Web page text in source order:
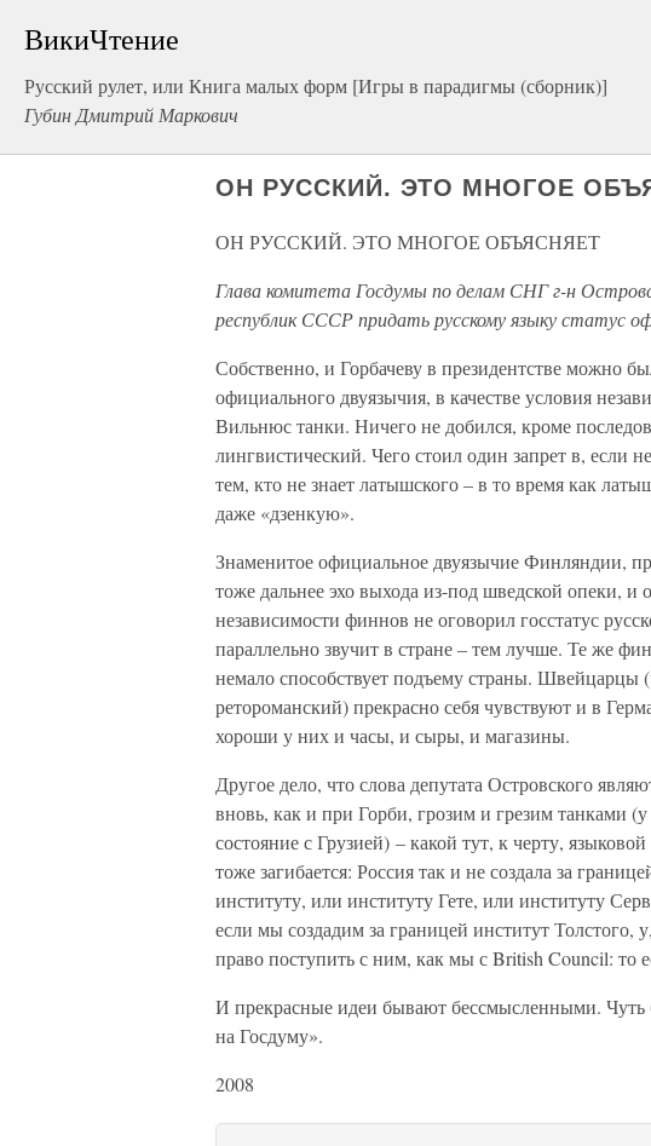
ВикиЧтение
Русский рулет, или Книга малых форм [Игры в парадигмы (сборник)]
Губин Дмитрий Маркович
ОН РУССКИЙ. ЭТО МНОГОЕ
ОН РУССКИЙ. ЭТО МНОГОЕ ОБЪЯСНЯЕТ
Глава комитета Госдумы по делам СНГ г-н
республик СССР придать русскому языку статус
Собственно, и Горбачеву в президентстве можно
официального двуязычия, в качестве условия
Вильнюс танки. Ничего не добился, кроме
лингвистический. Чего стоил один запрет в, если
тем, кто не знает латышского – в то время как
даже «дзенкую».
Знаменитое официальное двуязычие Финляндии,
тоже дальнее эхо выхода из-под шведской опеки, и
независимости финнов не оговорил госстатус
параллельно звучит в стране – тем лучше. Те же
немало способствует подъему страны. Швейцарцы
ретороманский) прекрасно себя чувствуют и в
хороши у них и часы, и сыры, и магазины.
Другое дело, что слова депутата Островского
вновь, как и при Горби, грозим и грезим танками
состояние с Грузией) – какой тут, к черту,
тоже загибается: Россия так и не создала за
институту, или институту Гете, или институту
если мы создадим за границей институт Толстого,
право поступить с ним, как мы с British Council: то
И прекрасные идеи бывают бессмысленными. Чуть
на Госдуму».
2008